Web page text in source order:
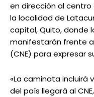
en dirección al
la localidad de
capital, Quito, donde
manifestarán frente
(CNE) para expresar
«La caminata incluirá
del país llegará al